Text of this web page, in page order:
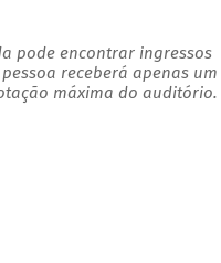
pode encontrar ingressos
receberá apenas um
máxima do auditório.